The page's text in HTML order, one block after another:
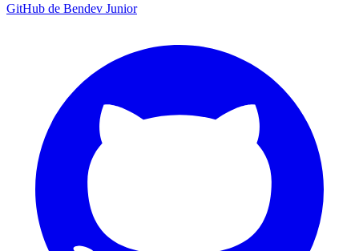
GitHub de Bendev Junior